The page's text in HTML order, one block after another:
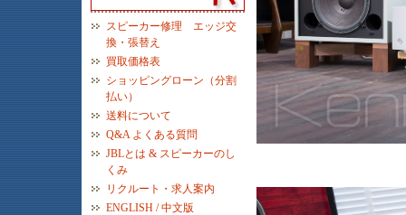
スピーカー修理 エッジ交
換・張替え
買取価格表
ショッピングローン（分割
払い）
送料について
Q&A よくある質問
JBLとは & スピーカーのし
くみ
リクルート・求人案内
ENGLISH / 中文版